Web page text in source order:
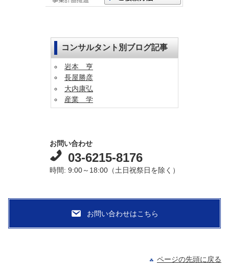
コンサルタント別ブログ記事
岩本 亨
長屋勝彦
大内康弘
産業 学
お問い合わせ
03-6215-8176
時間: 9:00～18:00（土日祝祭日を除く）
ページの先頭に戻る